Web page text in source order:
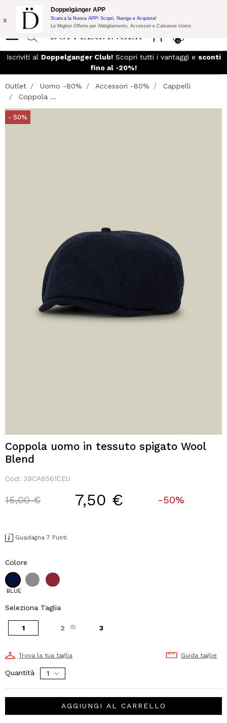
Promo Flash:
10% di Extra Sconto su 300€ di Acquisto con codice:
DOPPEL300
0
x
Doppelgänger APP
Scarica la Nuova APP! Scopri, Naviga e Acquista!
Le Migliori Offerte per Abbigliamento, Accessori e Calzature Uomo
Iscriviti al Doppelganger Club!Scopri tutti i vantaggi e sconti
fino al -20%!
Outlet Uomo -80% Accessori -80%
Cappelli
Coppola ...
- 50%
Coppola uomo in tessuto spigato Wool
Blend
Cod: 39CA6561CEU
Price reduced from
15,00 €to 7,50 € -50%
Guadagna 7 Punti
Colore
BLUE
Seleziona Taglia
1 2 3
Trova la tua taglia Guida taglie
Quantità
AGGIUNGI AL CARRELLO